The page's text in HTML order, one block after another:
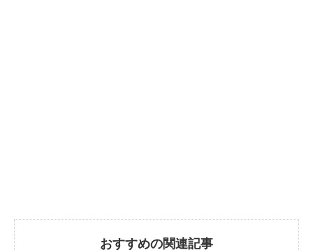
おすすめの関連記事